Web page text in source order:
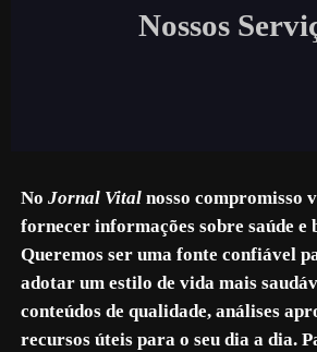
Nossos
No Jornal Vitalnosso compromisso
fornecer informações sobre saúde e
Queremos ser uma fonte confiável
adotar um estilo de vida mais
conteúdos de qualidade, análises
recursos úteis para o seu dia a dia.